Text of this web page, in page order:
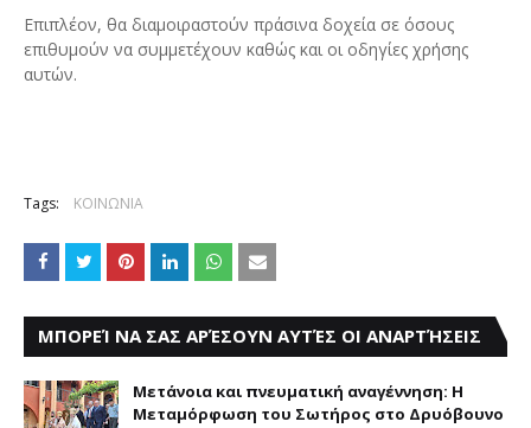
Επιπλέον, θα διαμοιραστούν πράσινα δοχεία σε όσους
επιθυμούν να συμμετέχουν καθώς και οι οδηγίες χρήσης
αυτών.
Tags: ΚΟΙΝΩΝΙΑ
ΜΠΟΡΕΊ ΝΑ ΣΑΣ ΑΡΈΣΟΥΝ ΑΥΤΈΣ ΟΙ ΑΝΑΡΤΉΣΕΙΣ
Μετάνοια και πνευματική αναγέννηση: Η
Μεταμόρφωση του Σωτήρος στο Δρυόβουνο